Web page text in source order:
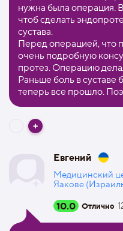
нужна была операция.
чтоб сделать
сустава.
Перед операцией, что
очень подробную
протез. Операцию
Раньше боль в суставе
теперь все прошло.
Евгений
Медицинский
Яакове
10.0 Отлично